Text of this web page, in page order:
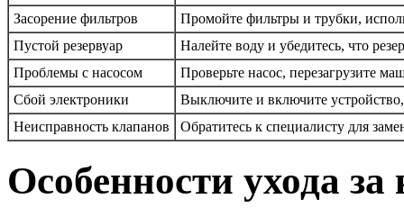
Засорение фильтров
Промойте фильтры и трубки,
Пустой резервуар
Налейте воду и убедитесь, что
Проблемы с насосом
Проверьте насос, перезагрузите
Сбой электроники
Выключите и включите
Неисправность клапанов
Обратитесь к специалисту для
Особенности ухода